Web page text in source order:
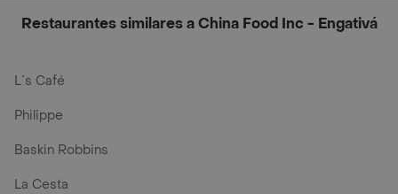
Restaurantes similares a China Food Inc - Engativá
L´s Café
Philippe
Baskin Robbins
La Cesta